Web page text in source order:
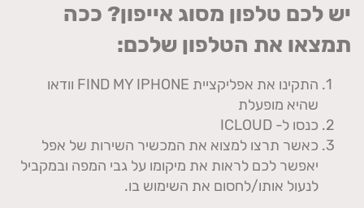
יש לכם טלפון מסוג אייפון? ככה
תמצאו את הטלפון שלכם:
התקינו את אפליקציית FIND MY IPHONE וודאו
שהיא מופעלת
כנסו ל- ICLOUD
כאשר תרצו למצוא את המכשיר השירות של אפל
יאפשר לכם לראות את מיקומו על גבי המפה ובמקביל
לנעול אותו/לחסום את השימוש בו.